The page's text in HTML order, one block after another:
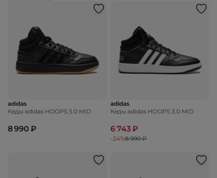
adidas
Кеды adidas HOOPS 3.0 MID
8 990 ₽
adidas
Кеды adidas HOOPS 3.0 MID
6 743 ₽
-24%8 990 ₽